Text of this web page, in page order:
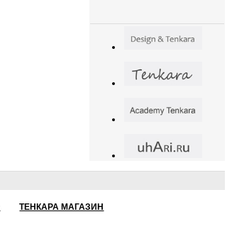
ТЕНКАРА МАГАЗИН